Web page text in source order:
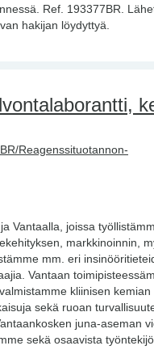
Ref. 193377BR.
hakijan löydyttyä.
Reagenssituotannon-
Vantaalla, joissa
markkinoinnin,
mm. eri
Vantaan
kliinisen kemian
sekä ruoan
juna-aseman
sekä osaavista